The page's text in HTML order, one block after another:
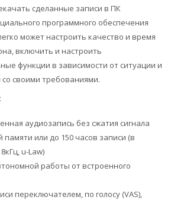
сделанные записи в ПК
программного обеспечения
может настроить качество и время
включить и настроить
функции в зависимости от ситуации и
со своими требованиями.
аудиозапись без сжатия сигнала
памяти или до 150 часов записи (в
u-Law)
работы от встроенного
переключателем, по голосу (VAS),